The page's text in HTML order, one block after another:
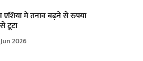
एशिया में तनाव बढ़ने से रुपया
टूटा
2026